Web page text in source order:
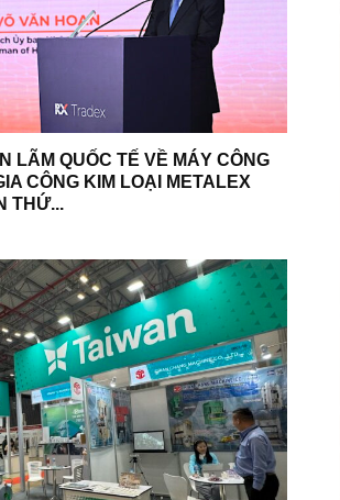
LÃM QUỐC TẾ VỀ MÁY CÔNG
CÔNG KIM LOẠI METALEX
THỨ...